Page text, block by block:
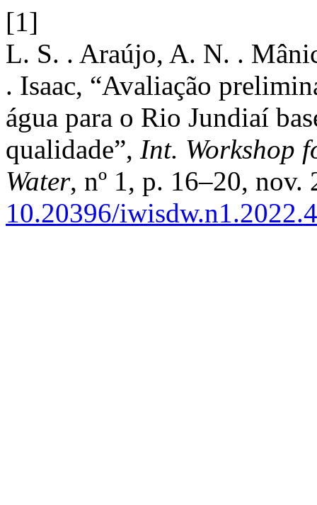
[1]
L. S. . Araújo, A. N. .
. Isaac, “Avaliação
água para o Rio Jundiaí
qualidade”, Int. Workshop
Water, nº 1, p. 16–20, nov.
10.20396/